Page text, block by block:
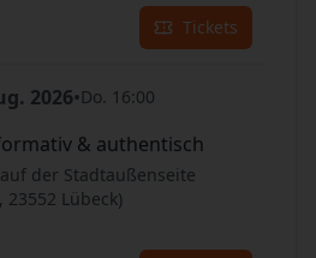
Tickets
2026•Do. 16:00
& authentisch
der Stadtaußenseite
Lübeck)